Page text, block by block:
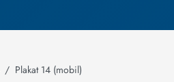
Plakat 14 (mobil)